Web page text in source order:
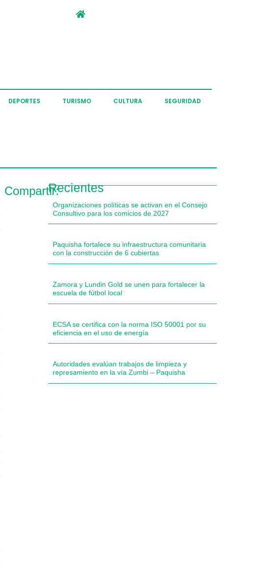
DEPORTES TURISMO CULTURA SEGURIDAD
Compartir:Recientes
Organizaciones políticas se activan en el Consejo
Consultivo para los comicios de 2027
Paquisha fortalece su infraestructura comunitaria
con la construcción de 6 cubiertas
Zamora y Lundin Gold se unen para fortalecer la
escuela de fútbol local
ECSA se certifica con la norma ISO 50001 por su
eficiencia en el uso de energía
Autoridades evalúan trabajos de limpieza y
represamiento en la vía Zumbi – Paquisha